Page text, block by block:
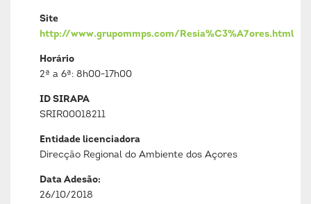
Site
http://www.grupommps.com/Resia%C3%A7ores.html
Horário
2ª a 6ª: 8h00-17h00
ID SIRAPA
SRIR00018211
Entidade licenciadora
Direcção Regional do Ambiente dos Açores
Data Adesão:
26/10/2018